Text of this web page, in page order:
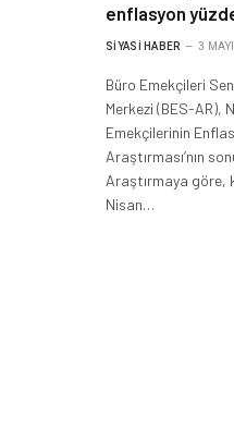
enflasyon
SIYASI HABER 3
Büro Emekçileri
Merkezi (BES-AR),
Emekçilerinin
Araştırması’nın
Araştırmaya göre,
Nisan…